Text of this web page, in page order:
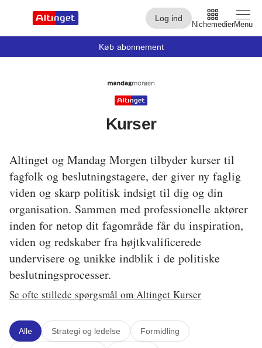
Log ind
Nichemedier
Børn
Christiansborg
Civilsamfund
Digital
Embedsværk
Energi og Forsyning
Etik og Tro
Menu
Køb abonnement
Kurser
Altinget og Mandag Morgen tilbyder kurser til
fagfolk og beslutningstagere, der giver ny faglig
viden og skarp politisk indsigt til dig og din
organisation. Sammen med professionelle aktører
inden for netop dit fagområde får du inspiration,
viden og redskaber fra højtkvalificerede
undervisere og unikke indblik i de politiske
beslutningsprocesser.
Se ofte stillede spørgsmål om Altinget Kurser
Alle Strategi og ledelse Formidling